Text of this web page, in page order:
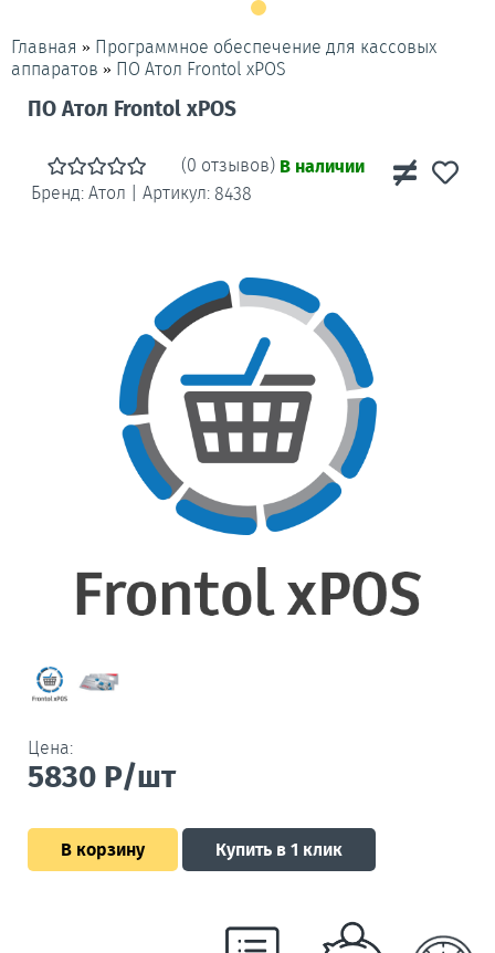
Главная » Программное обеспечение для кассовых
аппаратов » ПО Атол Frontol xPOS
ПО Атол Frontol xPOS
(0 отзывов) В наличии
Бренд: Атол Артикул: 8438
Цена:
5830 Р/шт
В корзину Купить в 1 клик